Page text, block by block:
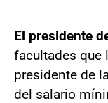
El presidente
facultades que
presidente de
del salario